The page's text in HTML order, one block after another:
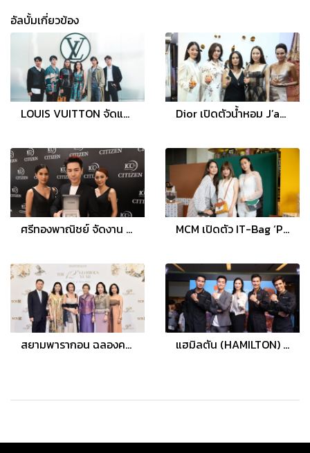
อัลบั้มเกี่ยวข้อง
LOUIS VUITTON จัดแสดงนิทรรศการ TIME CAPSULE ยิ่งใหญ่ที่สุดแห่งปี Dior เปิดตัวน้ำหอม J’adore 5 แนวกลิ่นอันหรูหรา เพื่อมนต์เสน่ห์อันดึงดูดที่ผู้หญิงทุกคนคู่ควร
ศรีทองพาณิชย์ จัดงาน “CITIZEN 100th Anniversary Celebrating a Century of CITIZEN” MCM เปิดตัว IT-Bag ‘Patricia Leather Block’ ใน 2 เฉดสีใหม่ล่าสุด ประจำฤดูกาล Autumn/Winter 2019
สยามพารากอน ฉลองความสำเร็จ 12 ปี จัดงาน The Twelfth Glorious Years - The Pride of Siam Gala แฮมิลตัน (HAMILTON) ฉลอง 100 ปี ในงาน “HAMILTON 100 Years of Timing the Skies”